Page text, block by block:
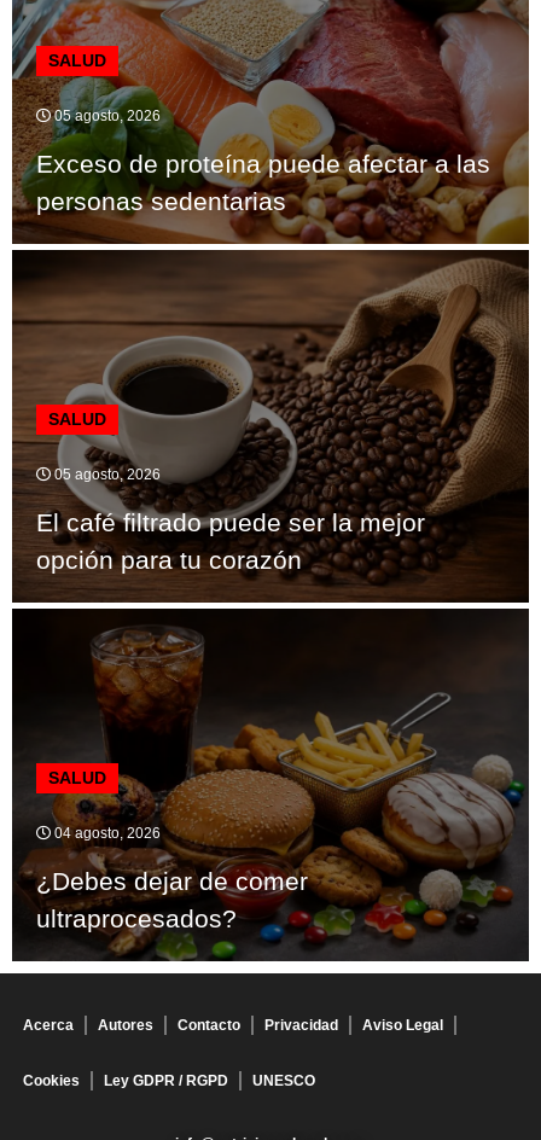
SALUD
05 agosto, 2026
Exceso de proteína puede afectar a las
personas sedentarias
SALUD
05 agosto, 2026
El café filtrado puede ser la mejor
opción para tu corazón
SALUD
04 agosto, 2026
¿Debes dejar de comer
ultraprocesados?
Acerca Autores Contacto Privacidad Aviso Legal
Cookies Ley GDPR / RGPD UNESCO